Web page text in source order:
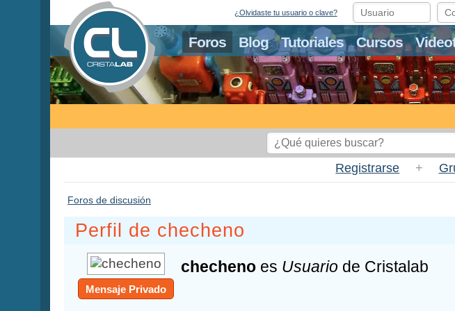
Foros Blog Tutoriales Cursos
¿Olvidaste tu usuario o clave?
Registrarse +
Foros de discusión
Perfil de checheno
Mensaje Privado
checheno es Usuario de Cristalab